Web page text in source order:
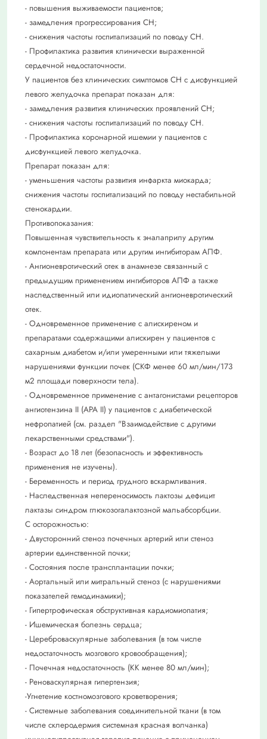
- повышения выживаемости пациентов;
- замедления прогрессирования СН;
- снижения частоты госпитализаций по поводу СН.
- Профилактика развития клинически выраженной
сердечной недостаточности.
У пациентов без клинических симптомов СН с дисфункцией
левого желудочка препарат показан для:
- замедления развития клинических проявлений СН;
- снижения частоты госпитализаций по поводу СН.
- Профилактика коронарной ишемии у пациентов с
дисфункцией левого желудочка.
Препарат показан для:
- уменьшения частоты развития инфаркта миокарда;
снижения частоты госпитализаций по поводу нестабильной
стенокардии.
Противопоказания:
Повышенная чувствительность к эналаприлу другим
компонентам препарата или другим ингибиторам АПФ.
- Ангионевротический отек в анамнезе связанный с
предыдущим применением ингибиторов АПФ а также
наследственный или идиопатический ангионевротический
отек.
- Одновременное применение с алискиреном и
препаратами содержащими алискирен у пациентов с
сахарным диабетом и/или умеренными или тяжелыми
нарушениями функции почек (СКФ менее 60 мл/мин/173
м2 площади поверхности тела).
- Одновременное применение с антагонистами рецепторов
ангиотензина II (АРА II) у пациентов с диабетической
нефропатией (см. раздел "Взаимодействие с другими
лекарственными средствами").
- Возраст до 18 лет (безопасность и эффективность
применения не изучены).
- Беременность и период грудного вскармливания.
- Наследственная непереносимость лактозы дефицит
лактазы синдром глюкозогалактозной мальабсорбции.
С осторожностью:
- Двусторонний стеноз почечных артерий или стеноз
артерии единственной почки;
- Состояния после трансплантации почки;
- Аортальный или митральный стеноз (с нарушениями
показателей гемодинамики);
- Гипертрофическая обструктивная кардиомиопатия;
- Ишемическая болезнь сердца;
- Цереброваскулярные заболевания (в том числе
недостаточность мозгового кровообращения);
- Почечная недостаточность (КК менее 80 мл/мин);
- Реноваскулярная гипертензия;
-Угнетение костномозгового кроветворения;
- Системные заболевания соединительной ткани (в том
числе склеродермия системная красная волчанка)